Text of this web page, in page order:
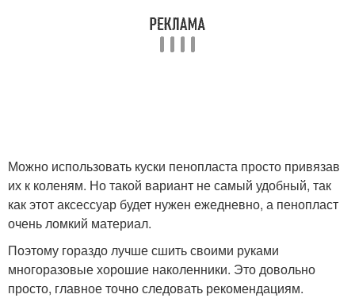
Можно использовать куски пенопласта просто привязав
их к коленям. Но такой вариант не самый удобный, так
как этот аксессуар будет нужен ежедневно, а пенопласт
очень ломкий материал.
Поэтому гораздо лучше сшить своими руками
многоразовые хорошие наколенники. Это довольно
просто, главное точно следовать рекомендациям.